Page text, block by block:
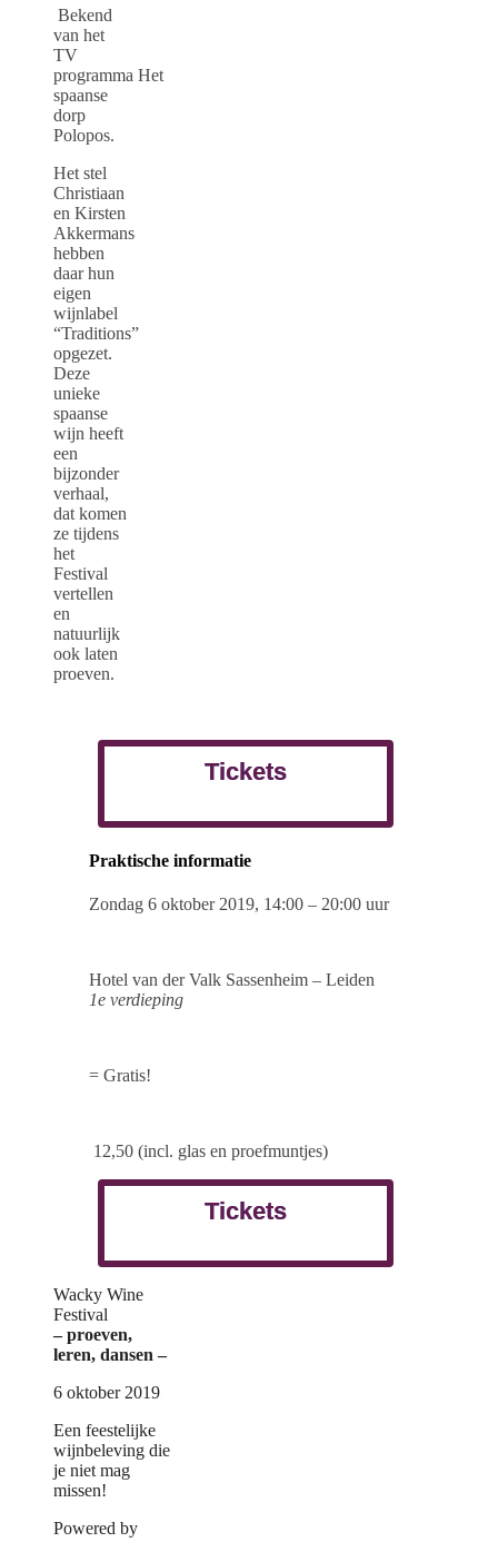
Bekend
van het
TV
programma Het
spaanse
dorp
Polopos.
Het stel
Christiaan
en Kirsten
Akkermans
hebben
daar hun
eigen
wijnlabel
“Traditions”
opgezet.
Deze
unieke
spaanse
wijn heeft
een
bijzonder
verhaal,
dat komen
ze tijdens
het
Festival
vertellen
en
natuurlijk
ook laten
proeven.
Tickets
Praktische informatie
Zondag 6 oktober 2019, 14:00 – 20:00 uur
Hotel van der Valk Sassenheim – Leiden
1e verdieping
= Gratis!
12,50 (incl. glas en proefmuntjes)
Tickets
Wacky Wine
Festival
– proeven,
leren, dansen –
6 oktober 2019
Een feestelijke
wijnbeleving die
je niet mag
missen!
Powered by